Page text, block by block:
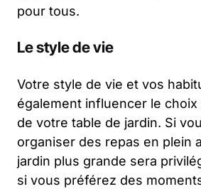
pour tous.
Le style de vie
Votre style de vie et vos
également influencer le choix
de votre table de jardin. Si
organiser des repas en plein
jardin plus grande sera
si vous préférez des